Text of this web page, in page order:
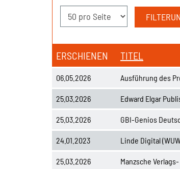
ERSCHIENEN TITEL
06.05.2026 Ausführung des
25.03.2026 Edward Elgar
25.03.2026 GBI-Genios
24.01.2023 Linde Digital
25.03.2026 Manzsche